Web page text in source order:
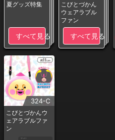
夏グッズ特集
すべて見る
こびとづかん
ウェアラブル
ファン
すべて見る
324-C
こびとづかんウ
ェアラブルファ
ン
1PLAY